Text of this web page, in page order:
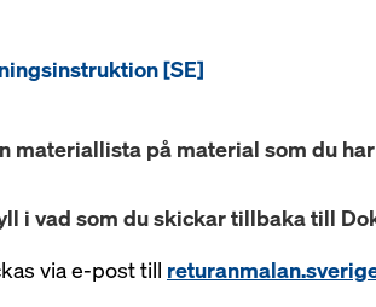
[SE]
materiallista på material som du
i vad som du skickar tillbaka till
via e-post till